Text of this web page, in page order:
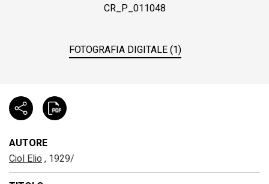
CR_P_011048
FOTOGRAFIA DIGITALE (1)
AUTORE
Ciol Elio, 1929/